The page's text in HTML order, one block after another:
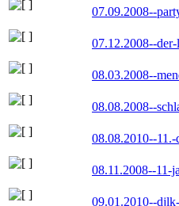
07.09.2008--
07.12.2008--
08.03.2008--
08.08.2008--
08.08.2010--
08.11.2008--11-
09.01.2010--